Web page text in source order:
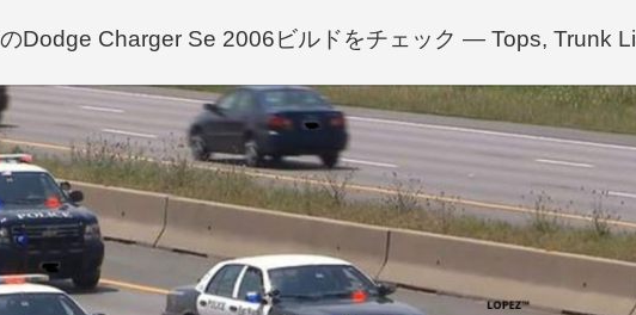
Dodge Charger Se 2006ビルドをチェック — Tops, Trunk